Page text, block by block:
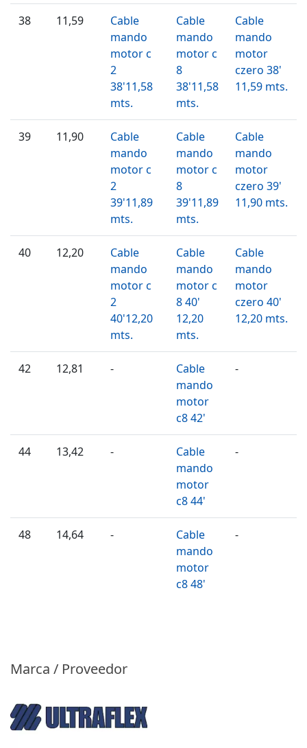
38 11,59
Cable
mando
motor c
2
38'11,58
mts.
Cable
mando
motor c
8
38'11,58
mts.
Cable
mando
motor
czero 38'
11,59 mts.
39 11,90
Cable
mando
motor c
2
39'11,89
mts.
Cable
mando
motor c
8
39'11,89
mts.
Cable
mando
motor
czero 39'
11,90 mts.
40 12,20
Cable
mando
motor c
2
40'12,20
mts.
Cable
mando
motor c
8 40'
12,20
mts.
Cable
mando
motor
czero 40'
12,20 mts.
42 12,81 -
Cable
mando
motor
c8 42'
-
44 13,42 -
Cable
mando
motor
c8 44'
-
48 14,64 -
Cable
mando
motor
c8 48'
-
Marca / Proveedor